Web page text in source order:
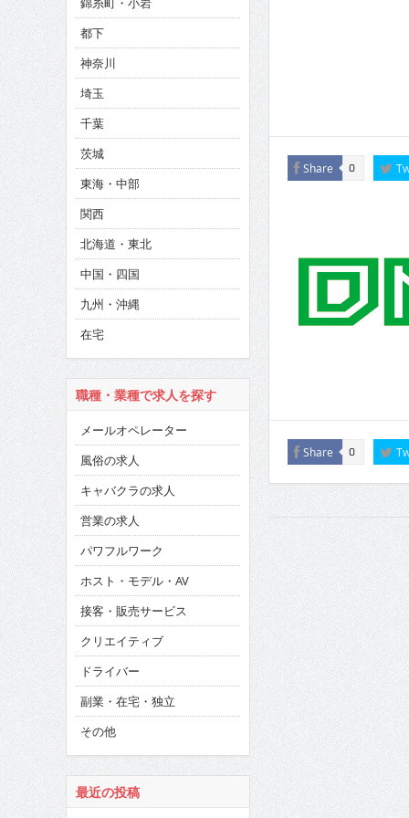
CINEMA×STYLE 286号
CINEMA×STYLE 285号
CINEMA×STYLE 294号
Share 0
Share 0
都下
神奈川
埼玉
千葉
茨城
東海・中部
関西
北海道・東北
中国・四国
九州・沖縄
在宅
職種・業種で求人を探す
メールオペレーター
風俗の求人
キャバクラの求人
営業の求人
パワフルワーク
ホスト・モデル・AV
接客・販売サービス
クリエイティブ
ドライバー
副業・在宅・独立
その他
最近の投稿